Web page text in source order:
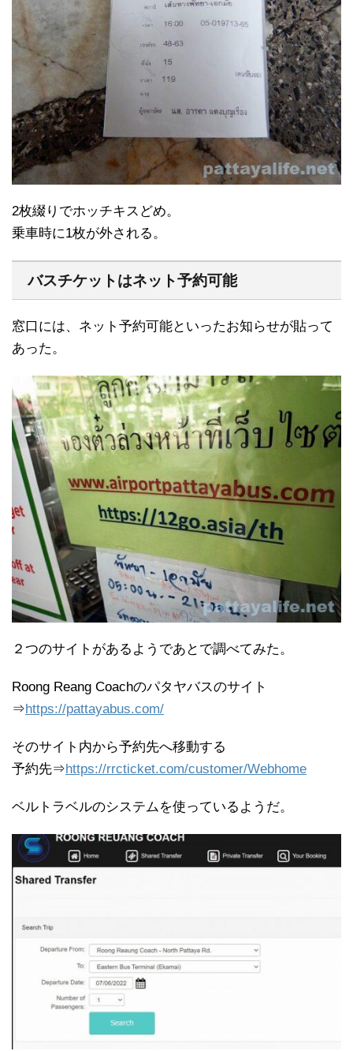
2枚綴りでホッチキスどめ。
乗車時に1枚が外される。
バスチケットはネット予約可能
窓口には、ネット予約可能といったお知らせが貼って
あった。
２つのサイトがあるようであとで調べてみた。
Roong Reang Coachのパタヤバスのサイト
⇒https://pattayabus.com/
そのサイト内から予約先へ移動する
予約先⇒https://rrcticket.com/customer/Webhome
ベルトラベルのシステムを使っているようだ。